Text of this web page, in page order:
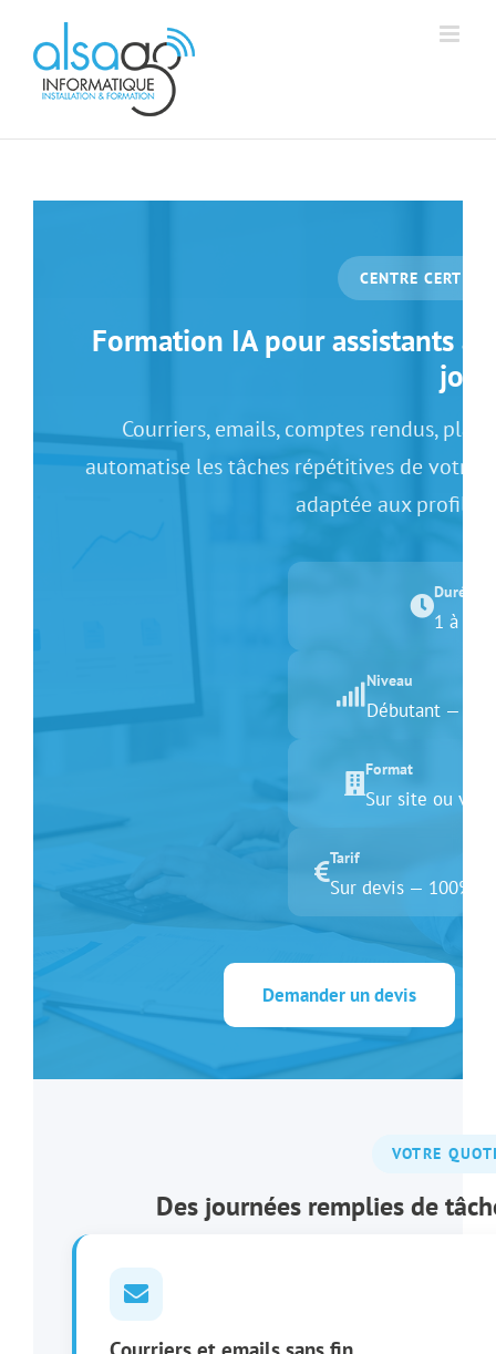
contenu
CENTRE
Formation IA pour assistants
jour
Courriers, emails, comptes rendus,
automatise les tâches répétitives de votre
adaptée aux profils
Durée
1 à 2
Niveau
Débutant —
Format
Sur site ou
Tarif
Sur devis — 100%
Demander un devis
VOTRE
Des journées remplies de